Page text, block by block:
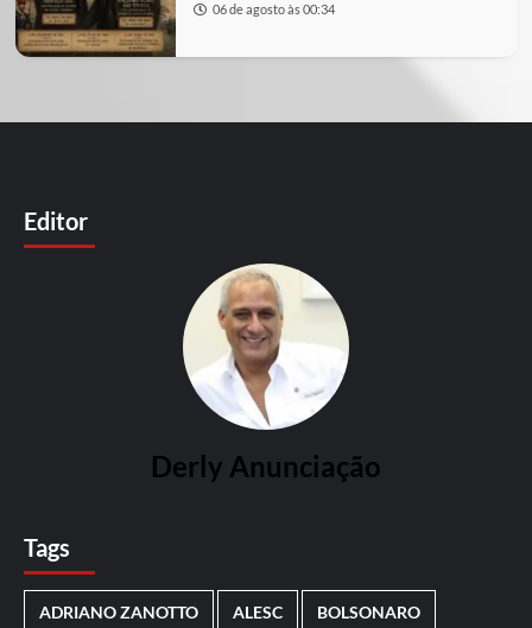
06 de agosto às 00:34
Editor
Derly Anunciação
Tags
ADRIANO ZANOTTO ALESC BOLSONARO